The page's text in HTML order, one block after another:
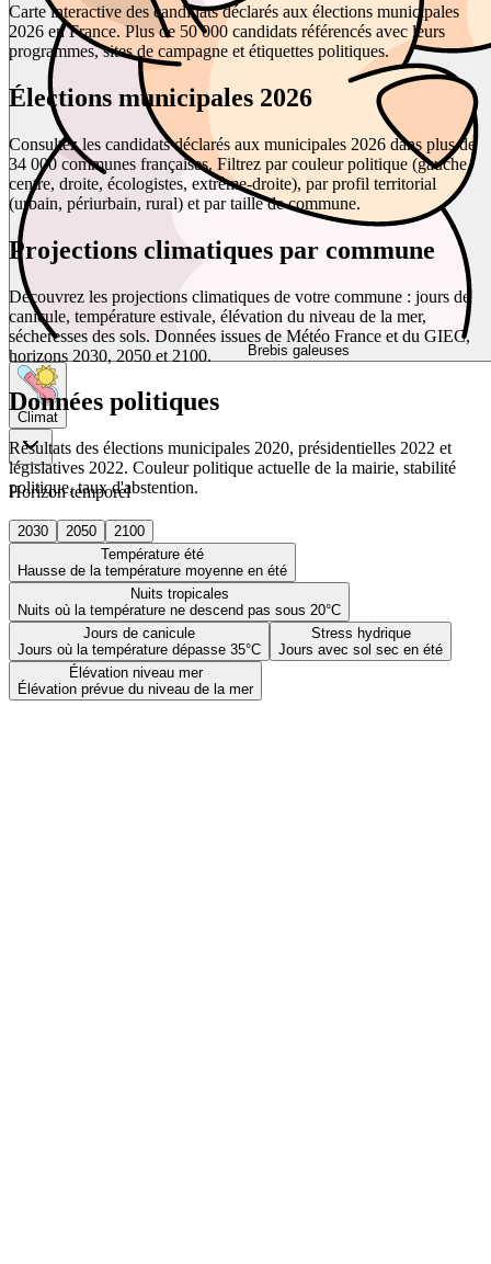
Brebis galeuses
Climat
Horizon temporel
2030 2050
2100
Température été
Hausse de la température moyenne en été
Nuits tropicales
Nuits où la température ne descend pas sous 20°C
Jours de canicule
Jours où la température dépasse 35°C
Stress hydrique
Jours avec sol sec en été
Élévation niveau mer
Élévation prévue du niveau de la mer
Carte interactive des candidats déclarés aux élections municipales
2026 en France. Plus de 50 000 candidats référencés avec leurs
programmes, sites de campagne et étiquettes politiques.
Élections municipales 2026
Consultez les candidats déclarés aux municipales 2026 dans plus de
34 000 communes françaises. Filtrez par couleur politique (gauche,
centre, droite, écologistes, extrême-droite), par profil territorial
(urbain, périurbain, rural) et par taille de commune.
Projections climatiques par commune
Découvrez les projections climatiques de votre commune : jours de
canicule, température estivale, élévation du niveau de la mer,
sécheresses des sols. Données issues de Météo France et du GIEC,
horizons 2030, 2050 et 2100.
Données politiques
Résultats des élections municipales 2020, présidentielles 2022 et
législatives 2022. Couleur politique actuelle de la mairie, stabilité
politique, taux d'abstention.